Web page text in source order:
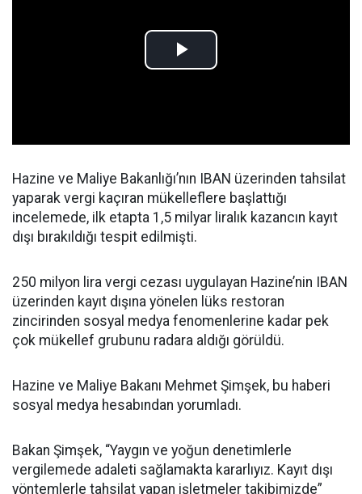
Hazine ve Maliye Bakanlığı’nın IBAN üzerinden tahsilat
yaparak vergi kaçıran mükelleflere başlattığı
incelemede, ilk etapta 1,5 milyar liralık kazancın kayıt
dışı bırakıldığı tespit edilmişti.
250 milyon lira vergi cezası uygulayan Hazine’nin IBAN
üzerinden kayıt dışına yönelen lüks restoran
zincirinden sosyal medya fenomenlerine kadar pek
çok mükellef grubunu radara aldığı görüldü.
Hazine ve Maliye Bakanı Mehmet Şimşek, bu haberi
sosyal medya hesabından yorumladı.
Bakan Şimşek, “Yaygın ve yoğun denetimlerle
vergilemede adaleti sağlamakta kararlıyız. Kayıt dışı
yöntemlerle tahsilat yapan işletmeler takibimizde”